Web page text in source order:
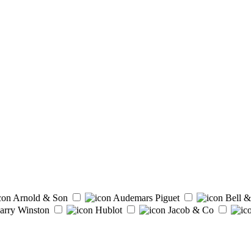
Arnold & Son Audemars Piguet Bell
Winston Hublot Jacob & Co